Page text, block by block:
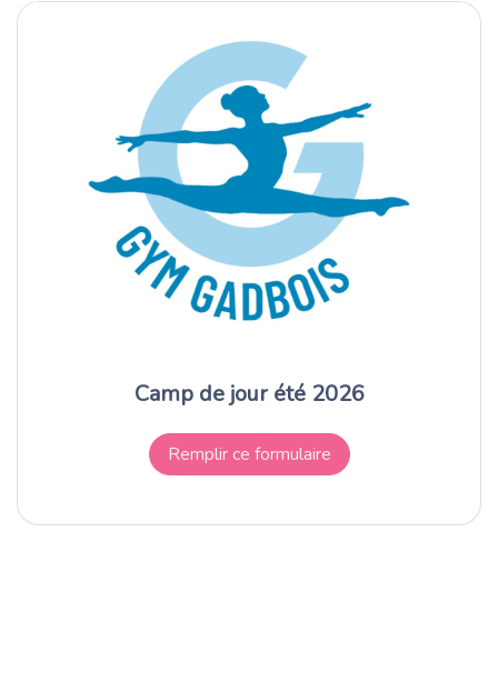
Camp de jour été 2026
Remplir ce formulaire